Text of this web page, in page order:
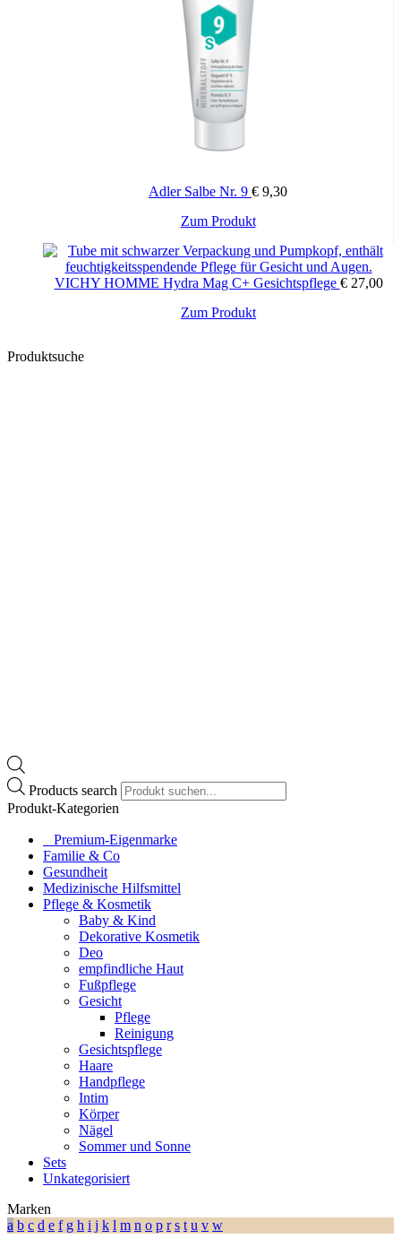
Adler Salbe Nr. 9 € 9,30
Zum Produkt
VICHY HOMME Hydra Mag C+ Gesichtspflege €27,00
Zum Produkt
Produktsuche
Products search
Produkt-Kategorien
⠀​Premium-Eigenmarke
Familie & Co
Gesundheit
Medizinische Hilfsmittel
Pflege & Kosmetik
Baby & Kind
Dekorative Kosmetik
Deo
empfindliche Haut
Fußpflege
Gesicht
Pflege
Reinigung
Gesichtspflege
Haare
Handpflege
Intim
Körper
Nägel
Sommer und Sonne
Sets
Unkategorisiert
Marken
a b c d e f g h i j k l m n o p r s t u v w